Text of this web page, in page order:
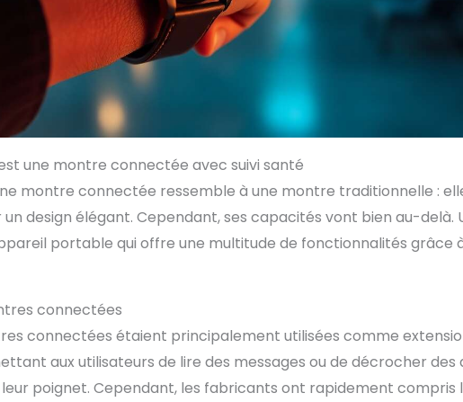
une montre connectée avec suivi santé
montre connectée ressemble à une montre traditionnelle :
un design élégant. Cependant, ses capacités vont bien au-delà.
portable qui offre une multitude de fonctionnalités grâce
connectées
connectées étaient principalement utilisées comme
aux utilisateurs de lire des messages ou de décrocher des
poignet. Cependant, les fabricants ont rapidement compris